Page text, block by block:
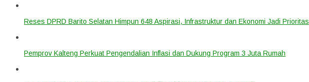
Reses DPRD Barito Selatan Himpun 648 Aspirasi, Infrastruktur dan Ekonomi Jadi Prioritas
Pemprov Kalteng Perkuat Pengendalian Inflasi dan Dukung Program 3 Juta Rumah